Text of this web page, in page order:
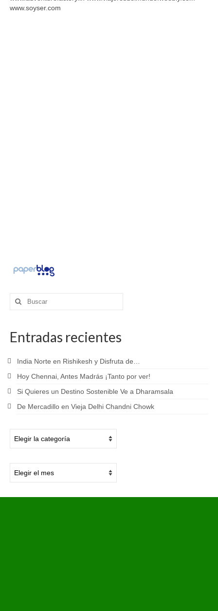
www.soyser.com
Buscar
por:
Entradas recientes
India Norte en Rishikesh y Disfruta de…
Hoy Chennai, Antes Madrás ¡Tanto por ver!
Si Quieres un Destino Sostenible Ve a Dharamsala
De Mercadillo en Vieja Delhi Chandni Chowk